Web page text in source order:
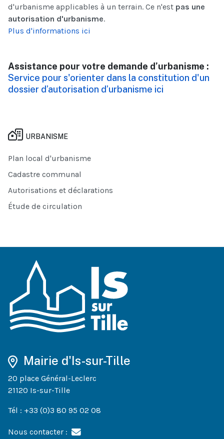
d'urbanisme applicables à un terrain. Ce n'est pas une
autorisation d'urbanisme.
Plus d'informations ici
Assistance pour votre demande d’urbanisme :
Service pour s'orienter dans la constitution d'un
dossier d’autorisation d’urbanisme ici
URBANISME
Plan local d'urbanisme
Cadastre communal
Autorisations et déclarations
Étude de circulation
Mairie d'Is-sur-Tille
20 place Général-Leclerc
21120 Is-sur-Tille
Tél : +33 (0)3 80 95 02 08
Nous contacter :